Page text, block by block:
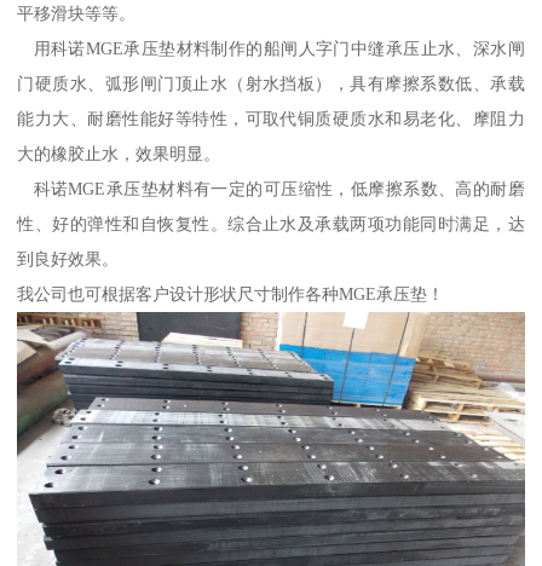
平移滑块等等。
用科诺MGE承压垫材料制作的船闸人字门中缝承压止水、深水闸
门硬质水、弧形闸门顶止水（射水挡板），具有摩擦系数低、承载
能力大、耐磨性能好等特性，可取代铜质硬质水和易老化、摩阻力
大的橡胶止水，效果明显。
科诺MGE承压垫材料有一定的可压缩性，低摩擦系数、高的耐磨
性、好的弹性和自恢复性。综合止水及承载两项功能同时满足，达
到良好效果。
我公司也可根据客户设计形状尺寸制作各种MGE承压垫！